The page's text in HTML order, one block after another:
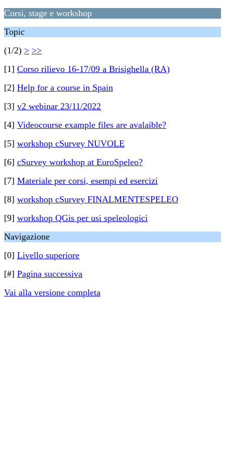
Corsi, stage e workshop
Topic
(1/2) > >>
[1] Corso rilievo 16-17/09 a Brisighella (RA)
[2] Help for a course in Spain
[3] v2 webinar 23/11/2022
[4] Videocourse example files are avalaible?
[5] workshop cSurvey NUVOLE
[6] cSurvey workshop at EuroSpeleo?
[7] Materiale per corsi, esempi ed esercizi
[8] workshop cSurvey FINALMENTESPELEO
[9] workshop QGis per usi speleologici
Navigazione
[0] Livello superiore
[#] Pagina successiva
Vai alla versione completa